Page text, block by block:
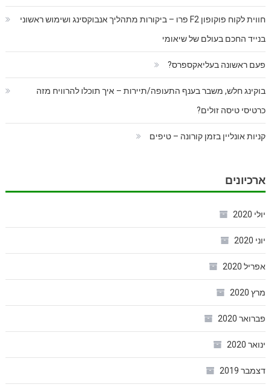
חווית לקוח פוקופון F2 פרו – ביקורות מתהליך אנבוקסינג ושימוש ראשוני
בנייד החכם בעולם של שיאומי
פעם ראשונה בעליאקספרס?
בוקינג חלש, משבר בענף התעופה/תיירות – איך תוכלו להרוויח מזה
כרטיסי טיסה זולים?
קניות אונליין בזמן קורונה – טיפים
ארכיונים
יולי 2020
יוני 2020
אפריל 2020
מרץ 2020
פברואר 2020
ינואר 2020
דצמבר 2019